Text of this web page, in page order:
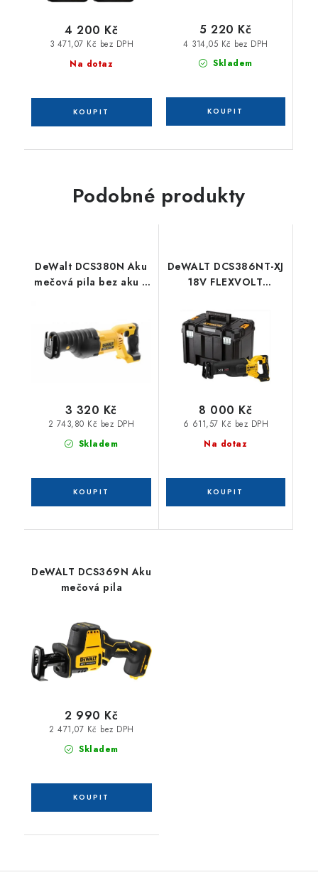
Na dotaz
3 471,07 Kč bez DPH
4 200 Kč
Skladem
4 314,05 Kč bez DPH
5 220 Kč
Podobné produkty
DeWalt DCS380N Aku
mečová pila bez aku a
Skladem
2 743,80 Kč bez DPH
3 320 Kč
DeWALT DCS386NT-XJ
18V FLEXVOLT
pila / bez akumulátorů
a nabíječky / Tstak
Na dotaz
6 611,57 Kč bez DPH
8 000 Kč
DeWALT DCS369N Aku
mečová pila
Skladem
2 471,07 Kč bez DPH
2 990 Kč